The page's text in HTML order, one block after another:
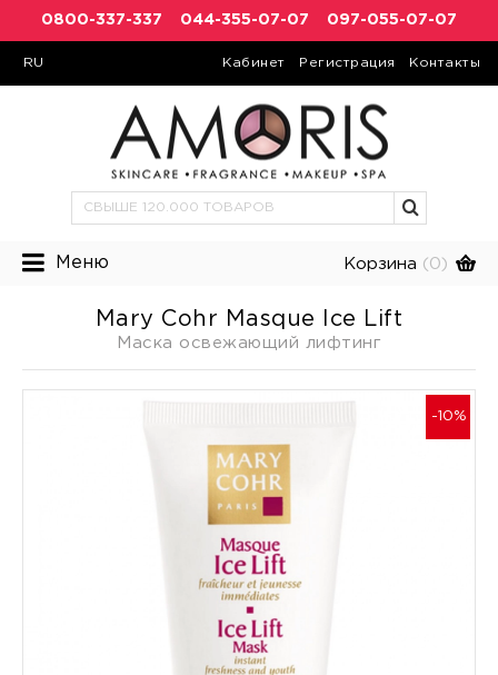
0800-337-337 044-355-07-07 097-055-07-07
RU Кабинет Регистрация Контакты
Меню Корзина (0)
Mary Cohr Masque Ice Lift
Маска освежающий лифтинг
-10%